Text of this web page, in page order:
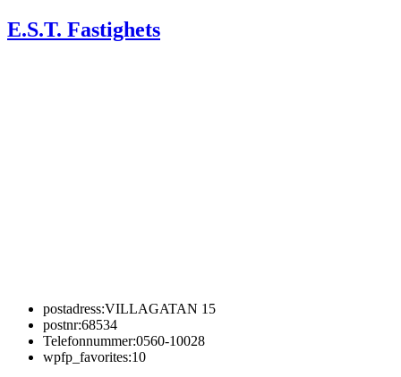
E.S.T. Fastighets
postadress:VILLAGATAN 15
postnr:68534
Telefonnummer:0560-10028
wpfp_favorites:10